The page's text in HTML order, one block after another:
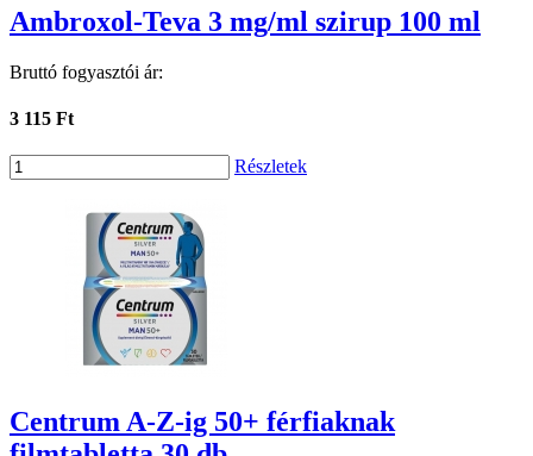
Ambroxol-Teva 3 mg/ml szirup 100 ml
Bruttó fogyasztói ár:
3 115 Ft
Részletek
Centrum A-Z-ig 50+ férfiaknak